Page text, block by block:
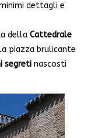
dettagli e
della Cattedrale
piazza brulicante
segreti nascosti